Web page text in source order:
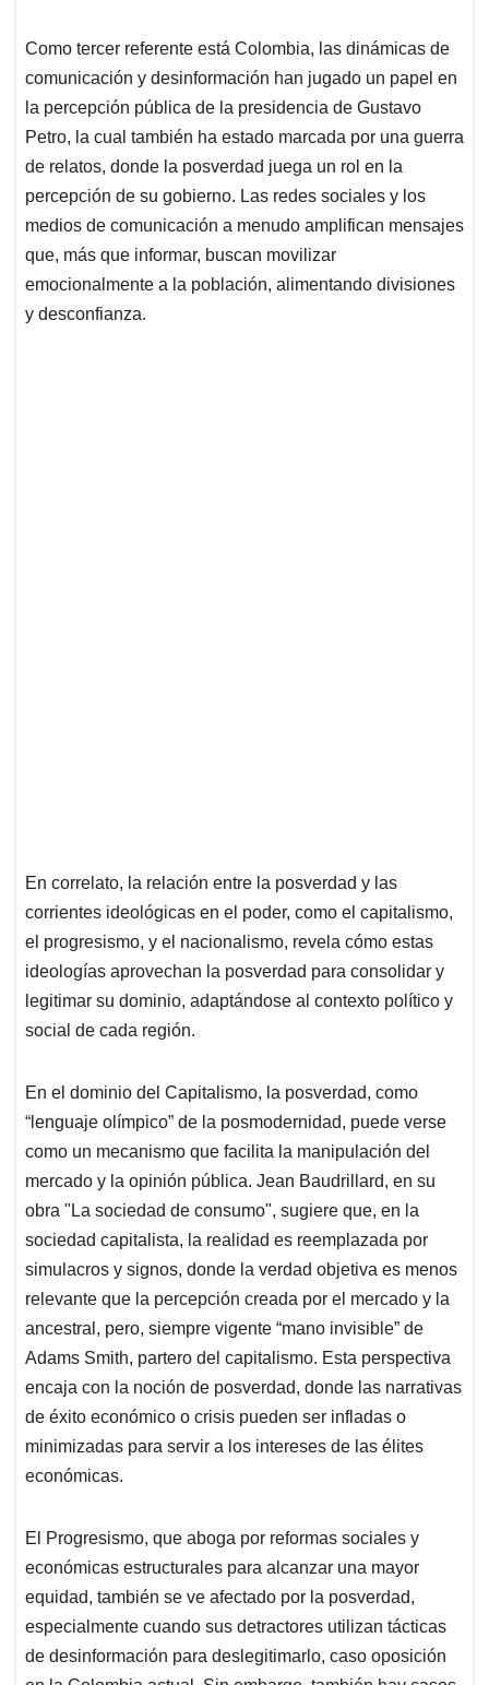
Como tercer referente está Colombia, las dinámicas de
comunicación y desinformación han jugado un papel en
la percepción pública de la presidencia de Gustavo
Petro, la cual también ha estado marcada por una guerra
de relatos, donde la posverdad juega un rol en la
percepción de su gobierno. Las redes sociales y los
medios de comunicación a menudo amplifican mensajes
que, más que informar, buscan movilizar
emocionalmente a la población, alimentando divisiones
y desconfianza.
En correlato, la relación entre la posverdad y las
corrientes ideológicas en el poder, como el capitalismo,
el progresismo, y el nacionalismo, revela cómo estas
ideologías aprovechan la posverdad para consolidar y
legitimar su dominio, adaptándose al contexto político y
social de cada región.
En el dominio del Capitalismo, la posverdad, como
“lenguaje olímpico” de la posmodernidad, puede verse
como un mecanismo que facilita la manipulación del
mercado y la opinión pública. Jean Baudrillard, en su
obra "La sociedad de consumo", sugiere que, en la
sociedad capitalista, la realidad es reemplazada por
simulacros y signos, donde la verdad objetiva es menos
relevante que la percepción creada por el mercado y la
ancestral, pero, siempre vigente “mano invisible” de
Adams Smith, partero del capitalismo. Esta perspectiva
encaja con la noción de posverdad, donde las narrativas
de éxito económico o crisis pueden ser infladas o
minimizadas para servir a los intereses de las élites
económicas.
El Progresismo, que aboga por reformas sociales y
económicas estructurales para alcanzar una mayor
equidad, también se ve afectado por la posverdad,
especialmente cuando sus detractores utilizan tácticas
de desinformación para deslegitimarlo, caso oposición